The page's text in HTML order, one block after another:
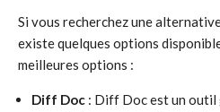
Si vous recherchez une
existe quelques options
meilleures options :
Diff Doc : Diff Doc est un outil